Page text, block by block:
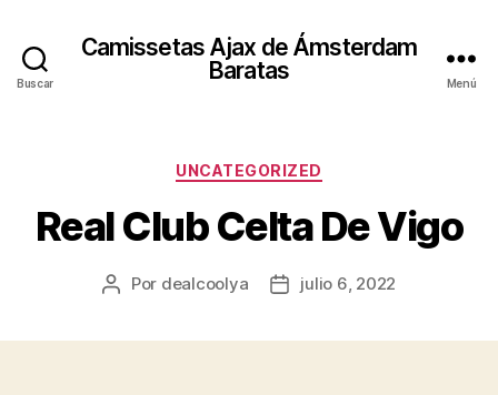
Buscar
Camissetas Ajax de Ámsterdam
Baratas
Menú
Categorías
UNCATEGORIZED
Real Club Celta De Vigo
Autor
Por dealcoolya
Fechajulio 6, 2022